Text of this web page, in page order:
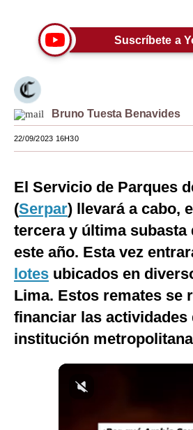
Viajes
Estilos
Mundo
EEUU
México
España
Internacional
Tecnología
Club del Suscriptor
Mix
Notas Contratadas
Suscríbete a
Bruno Tuesta Benavides
22/09/2023 16H30
El Servicio de Parques
(Serpar) llevará a cabo,
tercera y última subasta
este año. Esta vez
lotes ubicados en
Lima. Estos remates se
financiar las actividades
institución